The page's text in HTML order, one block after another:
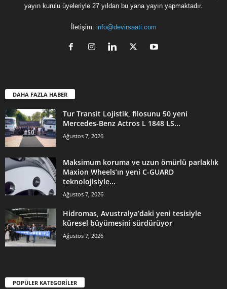
yayın kurulu üyeleriyle 27 yıldan bu yana yayın yapmaktadır.
İletişim: info@devirsaati.com
DAHA FAZLA HABER
Tur Transit Lojistik, filosunu 50 yeni
Mercedes-Benz Actros L 1848 LS...
Ağustos 7, 2026
Maksimum koruma ve uzun ömürlü parlaklık
Maxion Wheels’ın yeni C-GUARD
teknolojisiyle...
Ağustos 7, 2026
Hidromas, Avustralya’daki yeni tesisiyle
küresel büyümesini sürdürüyor
Ağustos 7, 2026
POPÜLER KATEGORİLER